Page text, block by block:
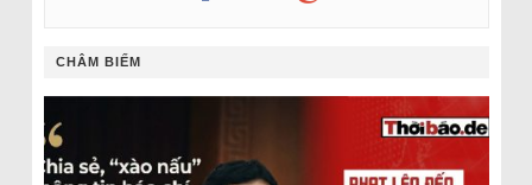
CHÂM BIẾM